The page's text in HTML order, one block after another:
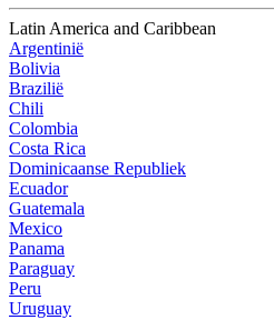
Latin America and Caribbean
Argentinië
Bolivia
Brazilië
Chili
Colombia
Costa Rica
Dominicaanse Republiek
Ecuador
Guatemala
Mexico
Panama
Paraguay
Peru
Uruguay